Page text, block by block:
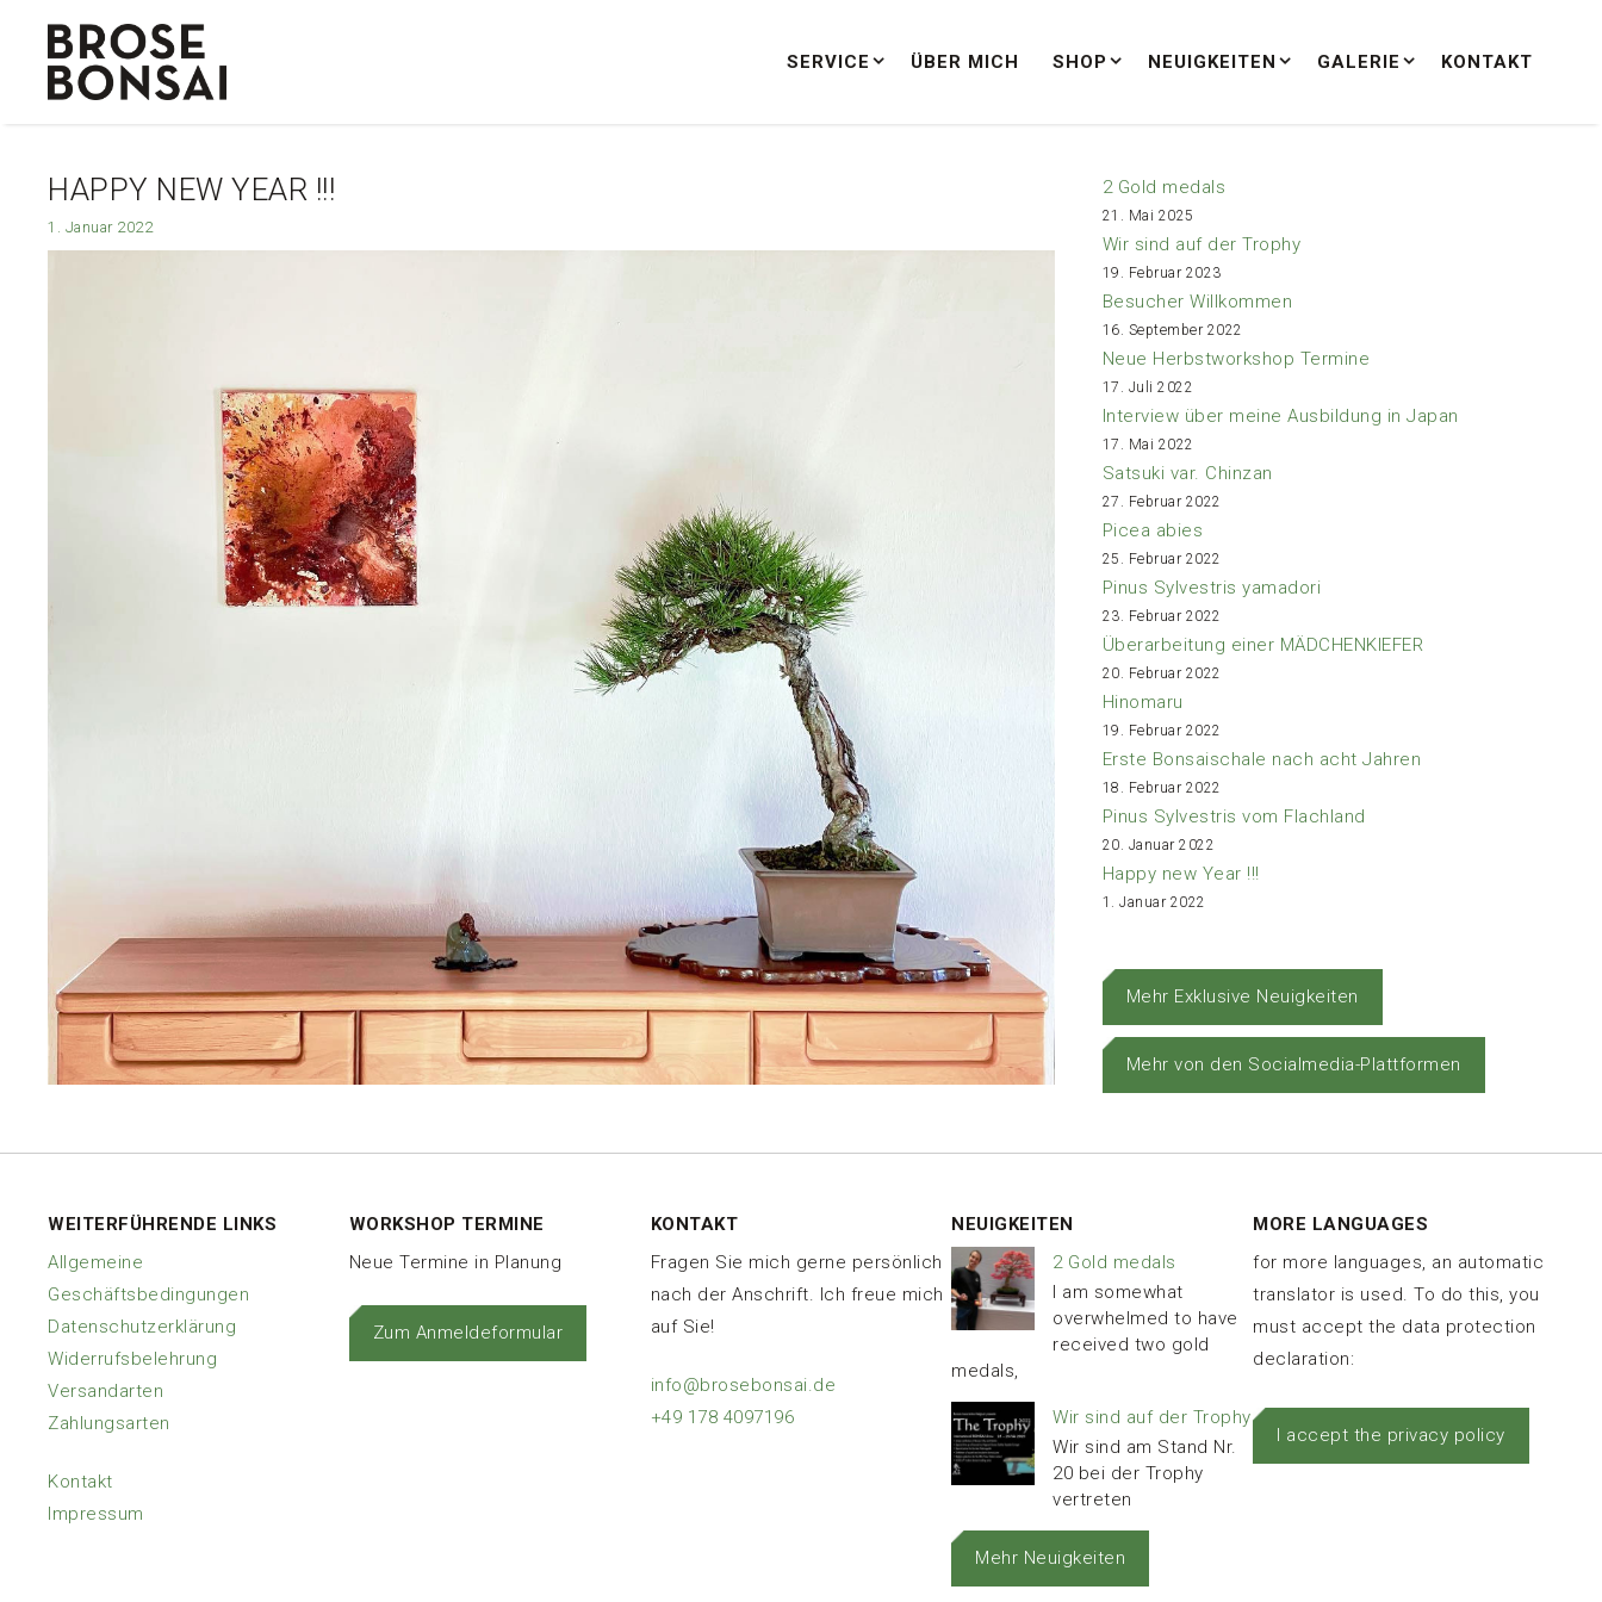
springen
SERVICE ÜBER MICH SHOP NEUIGKEITEN GALERIE KONTAKT
HAPPY NEW YEAR !!!
1. Januar 2022
2 Gold medals
21. Mai 2025
Wir sind auf der Trophy
19. Februar 2023
Besucher Willkommen
16. September 2022
Neue Herbstworkshop Termine
17. Juli 2022
Interview über meine Ausbildung in Japan
17. Mai 2022
Satsuki var. Chinzan
27. Februar 2022
Picea abies
25. Februar 2022
Pinus Sylvestris yamadori
23. Februar 2022
Überarbeitung einer MÄDCHENKIEFER
20. Februar 2022
Hinomaru
19. Februar 2022
Erste Bonsaischale nach acht Jahren
18. Februar 2022
Pinus Sylvestris vom Flachland
20. Januar 2022
Happy new Year !!!
1. Januar 2022
Mehr Exklusive Neuigkeiten
Mehr von den Socialmedia-Plattformen
WEITERFÜHRENDE LINKS
Allgemeine
Geschäftsbedingungen
Datenschutzerklärung
Widerrufsbelehrung
Versandarten
Zahlungsarten
Kontakt
Impressum
WORKSHOP TERMINE
Neue Termine in Planung
Zum Anmeldeformular
KONTAKT
Fragen Sie mich gerne persönlich
nach der Anschrift. Ich freue mich
auf Sie!
info@brosebonsai.de
+49 178 4097196
NEUIGKEITEN
2 Gold medals
I am somewhat
overwhelmed to have
received two gold
medals,
Wir sind auf der Trophy
Wir sind am Stand Nr.
20 bei der Trophy
vertreten
Mehr Neuigkeiten
MORE LANGUAGES
for more languages, an automatic
translator is used. To do this, you
must accept the data protection
declaration:
I accept the privacy policy